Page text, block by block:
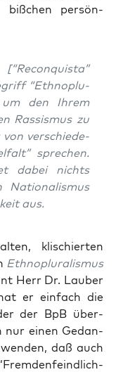
biß­chen per­sön­
“Eth­no­plu­
um den Ihrem
Ras­sis­mus zu
von ver­schie­de­
spre­chen.
dabei nichts
Natio­na­lis­mus
aus.
kli­schier­ten
Eth­no­plu­ra­lis­mus
Herr Dr. Lau­ber
er ein­fach die
der BpB über­
nur einen Gedan­
daß auch